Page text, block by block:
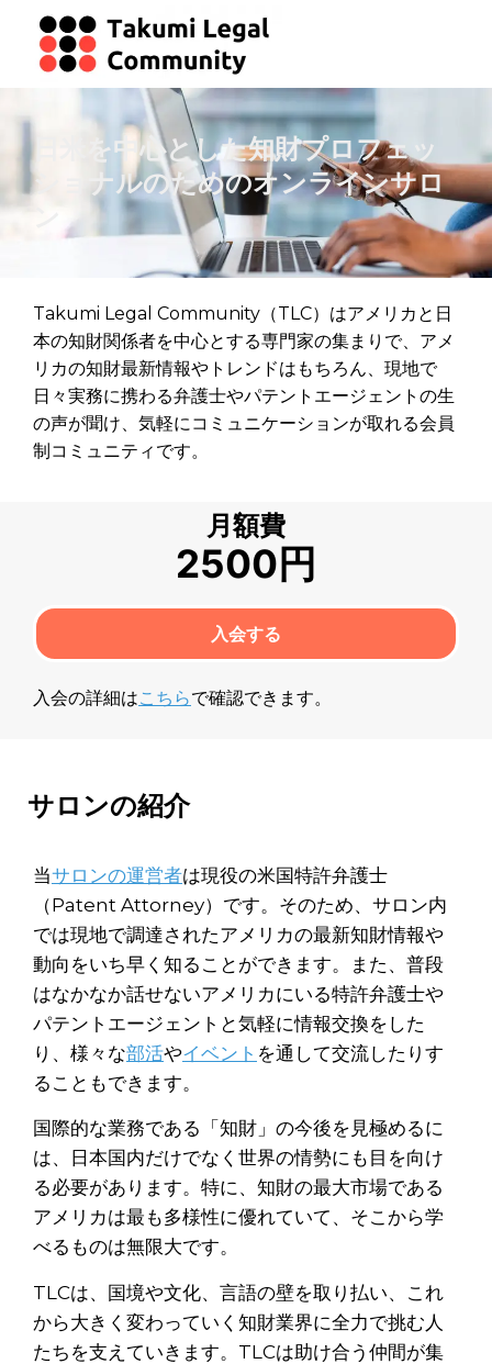
日米を中心とした知財プロフェッ
ショナルのためのオンラインサロ
Takumi Legal Community（TLC）はアメリカと日
本の知財関係者を中心とする専門家の集まりで、アメ
リカの知財最新情報やトレンドはもちろん、現地で
日々実務に携わる弁護士やパテントエージェントの生
の声が聞け、気軽にコミュニケーションが取れる会員
制コミュニティです。
月額費
2500円
入会する
入会の詳細はこちらで確認できます。
サロンの紹介
当サロンの運営者は現役の米国特許弁護士
（Patent Attorney）です。そのため、サロン内
では現地で調達されたアメリカの最新知財情報や
動向をいち早く知ることができます。また、普段
はなかなか話せないアメリカにいる特許弁護士や
パテントエージェントと気軽に情報交換をした
り、様々な部活やイベント を通して交流したりす
ることもできます。
国際的な業務である「知財」の今後を見極めるに
は、日本国内だけでなく世界の情勢にも目を向け
る必要があります。特に、知財の最大市場である
アメリカは最も多様性に優れていて、そこから学
べるものは無限大です。
TLCは、国境や文化、言語の壁を取り払い、これ
から大きく変わっていく知財業界に全力で挑む人
たちを支えていきます。TLCは助け合う仲間が集